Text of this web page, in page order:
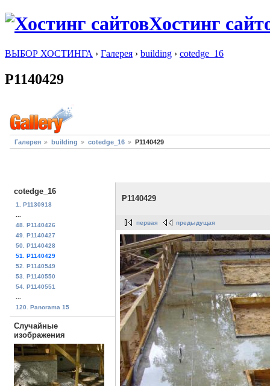
Хостинг
ВЫБОР ХОСТИНГА › Галерея › building › cotedge_16
P1140429
Галерея building cotedge_16 P1140429
cotedge_16
1. P1130918
48. P1140426
49. P1140427
50. P1140428
51. P1140429
52. P1140549
53. P1140550
54. P1140551
120. Panorama 15
Случайные
изображения
P1140429
первая предыдущая